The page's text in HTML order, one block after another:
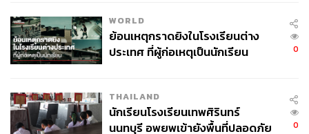
กล่าว จะไม่สามารถเทียบท่าหรือขอรับเงินชดเชยได้
แต่คาลิกก็ไม่ปิดโอกาสความเป็นไปได้ โดยมองว่า แผน
ย่อย แต่ประเทศใดจะทำหรือไม่ ต้องพิจารณาเงื่อนไขสำคัญ
ประกอบ คือ ช่วยลดต้นทุนหรือรับประกันความปลอดภัยใน
ช่องแคบฮอร์มุซได้จริงๆ
WORLD
ย้อนเหตุกราดยิงในโรงเรียนต่าง
ประเทศ ที่ผู้ก่อเหตุเป็นนักเรียน
0
THAILAND
นักเรียนโรงเรียนเทพศิรินทร์
นนทบุรี อพยพเข้ายังพื้นที่ปลอดภัย
0